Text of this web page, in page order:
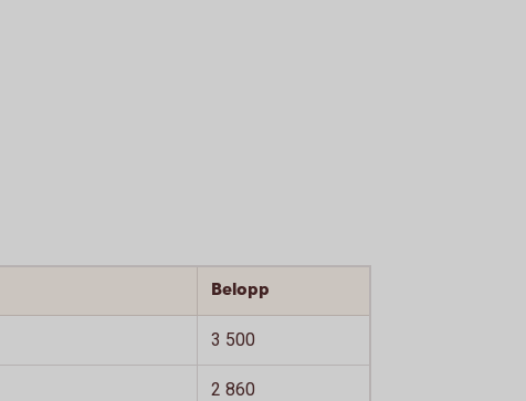
Belopp
3 500
2 860